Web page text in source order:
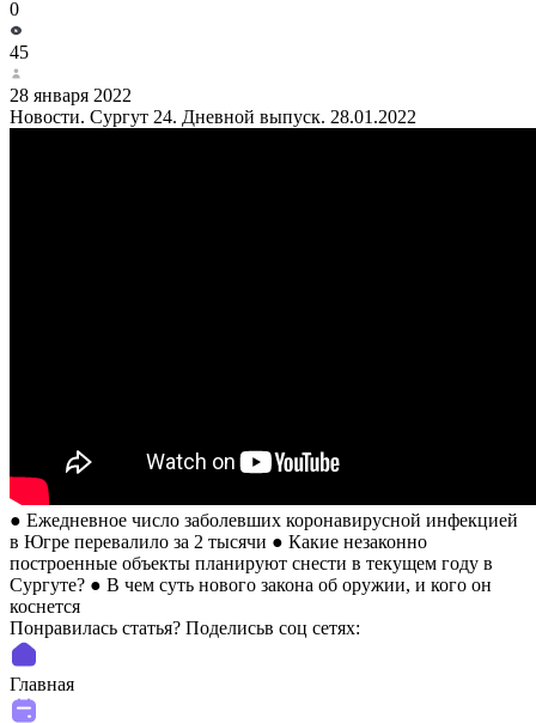
0
45
28 января 2022
Новости. Сургут 24. Дневной выпуск. 28.01.2022
● Ежедневное число заболевших коронавирусной инфекцией
в Югре перевалило за 2 тысячи ● Какие незаконно
построенные объекты планируют снести в текущем году в
Сургуте? ● В чем суть нового закона об оружии, и кого он
коснется
Понравилась статья? Поделиcьв соц сетях:
Главная